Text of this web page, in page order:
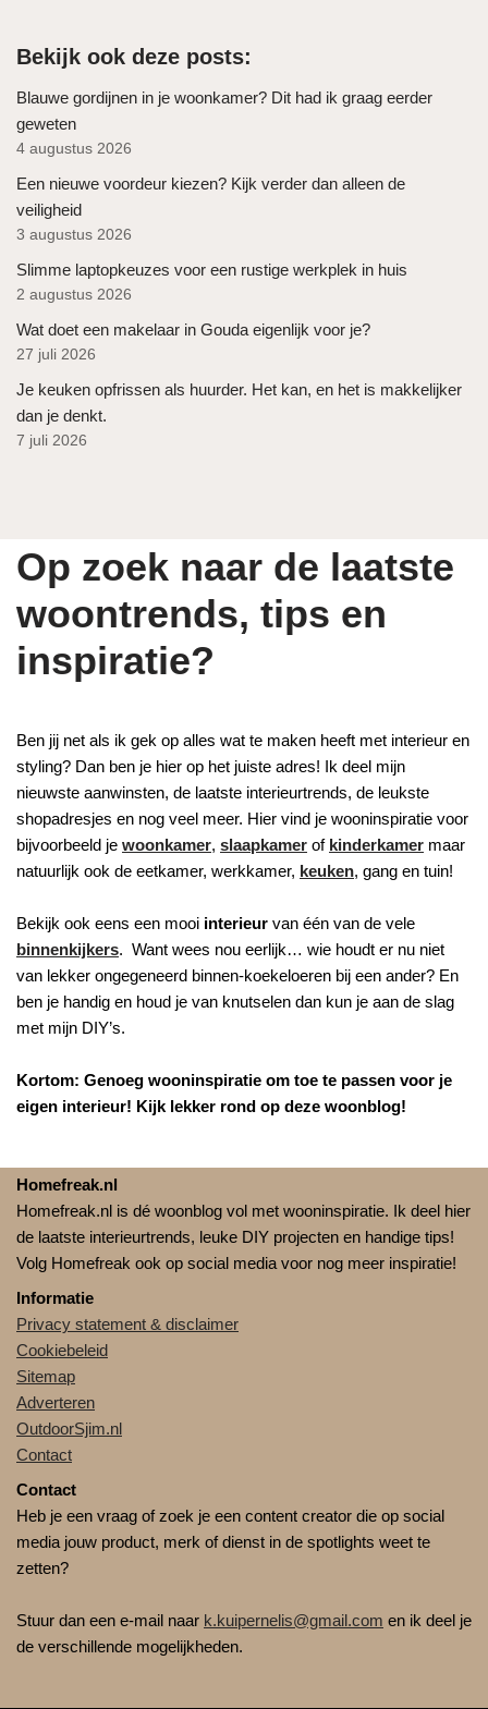
Bekijk ook deze posts:
Blauwe gordijnen in je woonkamer? Dit had ik graag eerder
geweten
4 augustus 2026
Een nieuwe voordeur kiezen? Kijk verder dan alleen de
veiligheid
3 augustus 2026
Slimme laptopkeuzes voor een rustige werkplek in huis
2 augustus 2026
Wat doet een makelaar in Gouda eigenlijk voor je?
27 juli 2026
Je keuken opfrissen als huurder. Het kan, en het is makkelijker
dan je denkt.
7 juli 2026
Op zoek naar de laatste
woontrends, tips en
inspiratie?
Ben jij net als ik gek op alles wat te maken heeft met interieur en
styling? Dan ben je hier op het juiste adres! Ik deel mijn
nieuwste aanwinsten, de laatste interieurtrends, de leukste
shopadresjes en nog veel meer. Hier vind je wooninspiratie voor
bijvoorbeeld je woonkamer, slaapkamer of kinderkamer maar
natuurlijk ook de eetkamer, werkkamer, keuken, gang en tuin!
Bekijk ook eens een mooi interieur van één van de vele
binnenkijkers. Want wees nou eerlijk… wie houdt er nu niet
van lekker ongegeneerd binnen-koekeloeren bij een ander? En
ben je handig en houd je van knutselen dan kun je aan de slag
met mijn DIY’s.
Kortom: Genoeg wooninspiratie om toe te passen voor je
eigen interieur! Kijk lekker rond op deze woonblog!
Homefreak.nl
Homefreak.nl is dé woonblog vol met wooninspiratie. Ik deel hier
de laatste interieurtrends, leuke DIY projecten en handige tips!
Volg Homefreak ook op social media voor nog meer inspiratie!
Informatie
Privacy statement & disclaimer
Cookiebeleid
Sitemap
Adverteren
OutdoorSjim.nl
Contact
Contact
Heb je een vraag of zoek je een content creator die op social
media jouw product, merk of dienst in de spotlights weet te
zetten?
Stuur dan een e-mail naar k.kuipernelis@gmail.com en ik deel je
de verschillende mogelijkheden.